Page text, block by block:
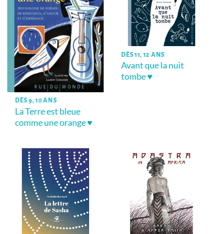
DÈS 9, 10 ANS
La Terre est bleue
comme une orange ♥
DÈS 11, 12 ANS
Avant que la nuit
tombe ♥